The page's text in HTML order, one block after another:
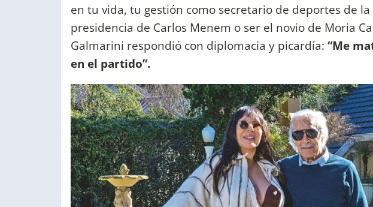
en tu vida, tu gestión como secretario de deportes de
presidencia de Carlos Menem o ser el novio de Moria
Galmarini respondió con diplomacia y picardía: “Me
en el partido”.